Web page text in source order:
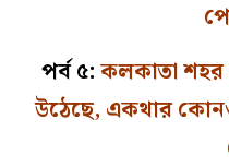
পর্ব ৫:কলকাতা শহর
উঠেছে, একথার